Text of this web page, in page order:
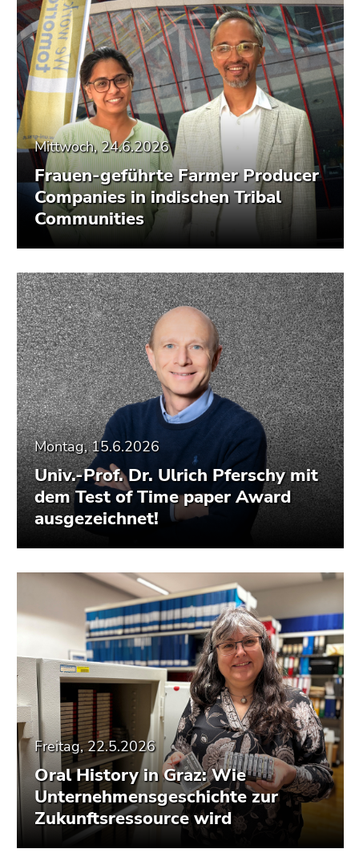
Mittwoch, 24.6.2026
Frauen-geführte Farmer Producer
Companies in indischen Tribal
Communities
Montag, 15.6.2026
Univ.-Prof. Dr. Ulrich Pferschy mit
dem Test of Time paper Award
ausgezeichnet!
Freitag, 22.5.2026
Oral History in Graz: Wie
Unternehmensgeschichte zur
Zukunftsressource wird